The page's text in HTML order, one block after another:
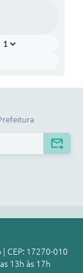
| CEP: 17270-010
13h às 17h